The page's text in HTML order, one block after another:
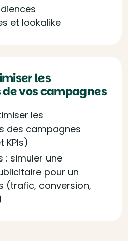
et lookalike
les
vos campagnes
les
des campagnes
KPIs)
: simuler une
pour un
(trafic, conversion,